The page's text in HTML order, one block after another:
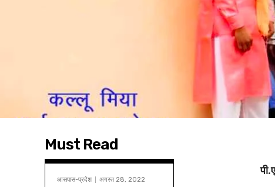
Must Read
आसपास-प्रदेश अगस्त 28, 2022